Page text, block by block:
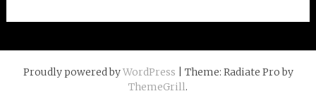
Proudly powered byWordPress | Theme: Radiate Pro by
ThemeGrill.